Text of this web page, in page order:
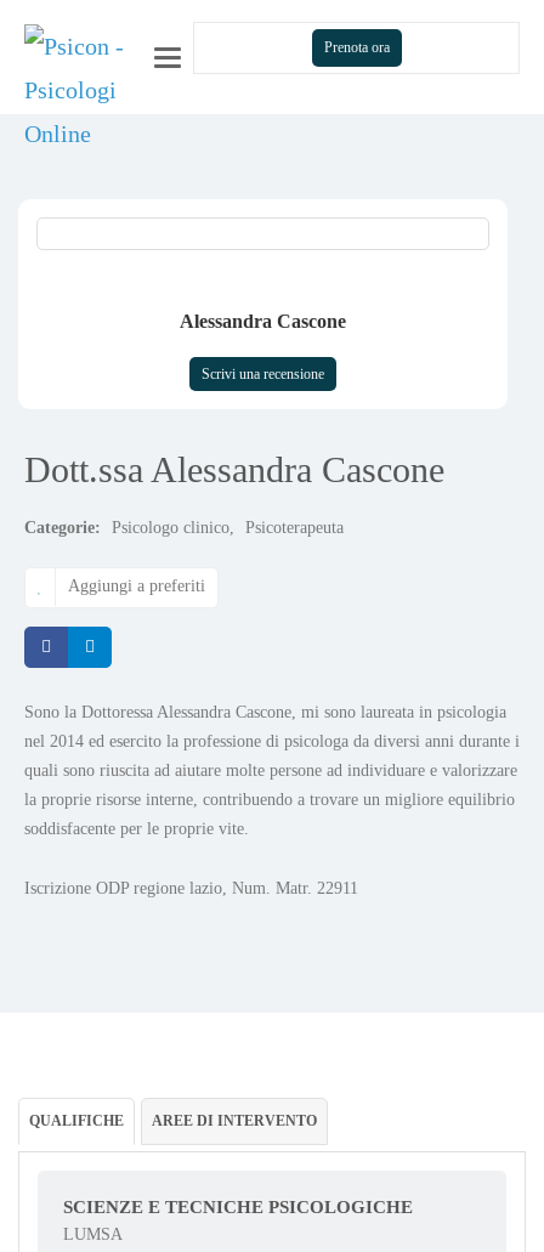
Navigazione a levetta
Prenota ora
Alessandra Cascone
Scrivi una recensione
Dott.ssa Alessandra Cascone
Categorie: Psicologo clinico, Psicoterapeuta
Aggiungi a preferiti
Condividi
Sono la Dottoressa Alessandra Cascone, mi sono laureata in psicologia
nel 2014 ed esercito la professione di psicologa da diversi anni durante i
quali sono riuscita ad aiutare molte persone ad individuare e valorizzare
la proprie risorse interne, contribuendo a trovare un migliore equilibrio
soddisfacente per le proprie vite.
Iscrizione ODP regione lazio, Num. Matr. 22911
QUALIFICHE AREE DI INTERVENTO
SCIENZE E TECNICHE PSICOLOGICHE
LUMSA